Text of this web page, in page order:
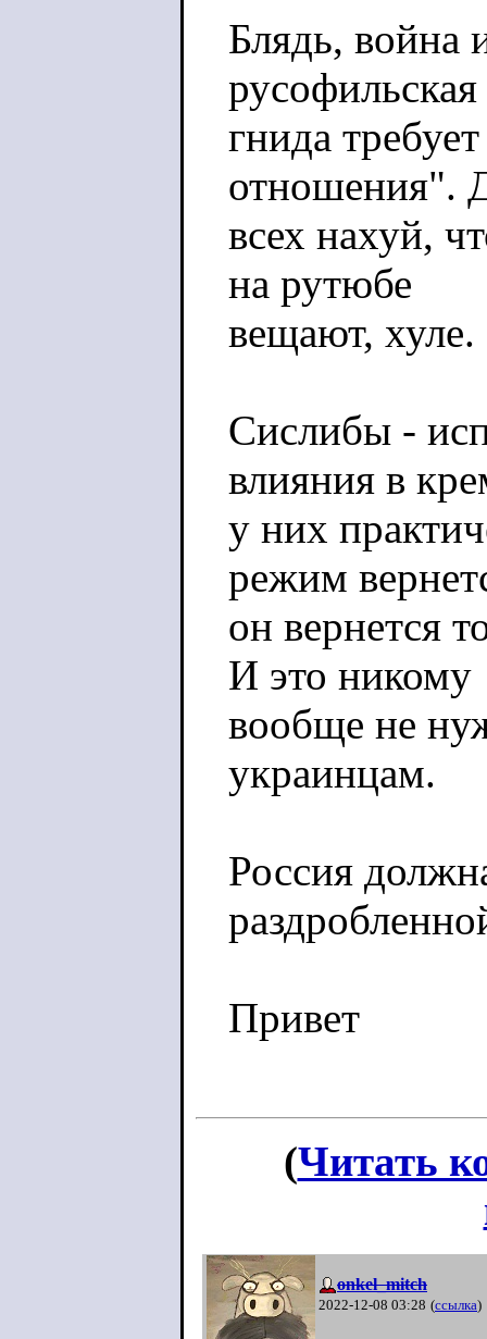
Блядь, война
русофильская
гнида
отношения".
всех нахуй,
на рутюбе
вещают, хуле.
Сислибы -
влияния в
у них
режим
он вернется
И это никому
вообще не
украинцам.
Россия
Привет
(Читать
onkel_mitch
2022-12-08 03:28 (ссылка)